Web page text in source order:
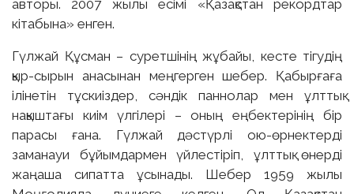
авторы. 2007 жылы есімі «Қазақстан рекордтар
кітабына» енген.
Гүлжай Құсман – суретшінің жұбайы, кесте тігудің
қыр-сырын анасынан меңгерген шебер. Қабырғаға
ілінетін тұскиіздер, сәндік паннолар мен ұлттық
нақыштағы киім үлгілері – оның еңбектерінің бір
парасы ғана. Гүлжай дәстүрлі ою-өрнектерді
заманауи бұйымдармен үйлестіріп, ұлттық өнерді
жаңаша сипатта ұсынады. Шебер 1959 жылы